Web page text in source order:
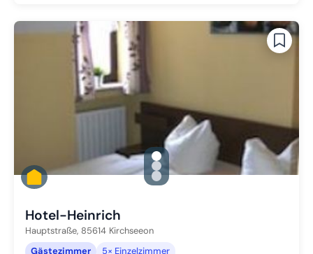
gallery.slide_selector
Zu Slide 1 wechseln
Zu Slide 2 wechseln
Zu Slide 3 wechseln
Hotel-Heinrich
Hauptstraße, 85614 Kirchseeon
Gästezimmer
5× Einzelzimmer